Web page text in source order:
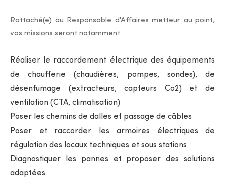
Rattaché(e) au Responsable d'Affaires metteur au point,
vos missions seront notamment :
Réaliser le raccordement électrique des équipements
de chaufferie (chaudières, pompes, sondes), de
désenfumage (extracteurs, capteurs Co2) et de
ventilation (CTA, climatisation)
Poser les chemins de dalles et passage de câbles
Poser et raccorder les armoires électriques de
régulation des locaux techniques et sous stations
Diagnostiquer les pannes et proposer des solutions
adaptées